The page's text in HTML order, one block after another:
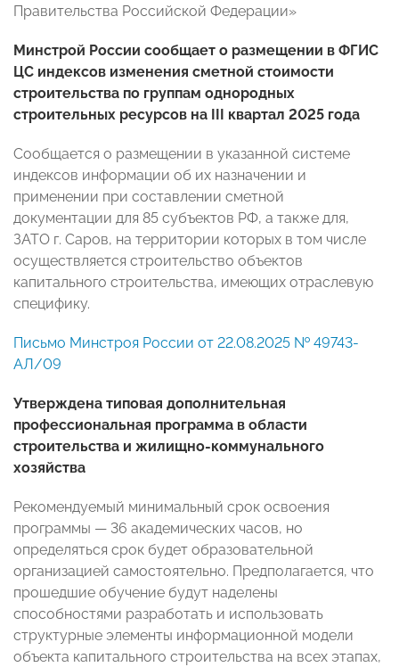
Правительства Российской Федерации»
Минстрой России сообщает о размещении в ФГИС
ЦС индексов изменения сметной стоимости
строительства по группам однородных
строительных ресурсов на III квартал 2025 года
Сообщается о размещении в указанной системе
индексов информации об их назначении и
применении при составлении сметной
документации для 85 субъектов РФ, а также для,
ЗАТО г. Саров, на территории которых в том числе
осуществляется строительство объектов
капитального строительства, имеющих отраслевую
специфику.
Письмо Минстроя России от 22.08.2025 № 49743-
АЛ/09
Утверждена типовая дополнительная
профессиональная программа в области
строительства и жилищно-коммунального
хозяйства
Рекомендуемый минимальный срок освоения
программы — 36 академических часов, но
определяться срок будет образовательной
организацией самостоятельно. Предполагается, что
прошедшие обучение будут наделены
способностями разработать и использовать
структурные элементы информационной модели
объекта капитального строительства на всех этапах,